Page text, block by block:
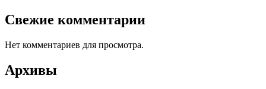
Свежие комментарии
Нет комментариев для просмотра.
Архивы